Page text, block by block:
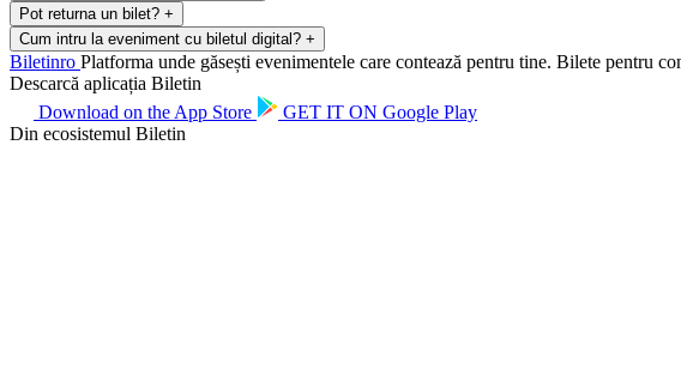
Pot returna un bilet? +
Cum intru la eveniment cu biletul digital? +
Biletinro Platforma unde găsești evenimentele care contează pentru tine. Bilete pentru
Descarcă aplicația Biletin
Download on the App Store GET IT ON Google Play
Din ecosistemul Biletin